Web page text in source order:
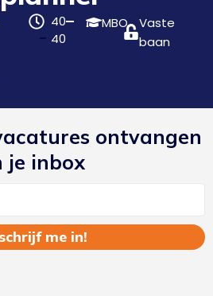
40
40
MBO
Vaste
baan
ontvangen
je inbox